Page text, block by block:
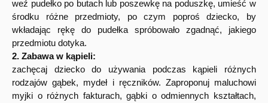
weź pudełko po butach lub poszewkę na poduszkę, umieść w
środku różne przedmioty, po czym poproś dziecko, by
wkładając rękę do pudełka spróbowało zgadnąć, jakiego
przedmiotu dotyka.
2. Zabawa w kąpieli:
zachęcaj dziecko do używania podczas kąpieli różnych
rodzajów gąbek, mydeł i ręczników. Zaproponuj maluchowi
myjki o różnych fakturach, gąbki o odmiennych kształtach,